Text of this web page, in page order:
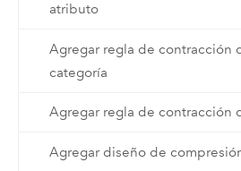
atributo
Agregar regla de contracción
categoría
Agregar regla de contracción
Agregar diseño de